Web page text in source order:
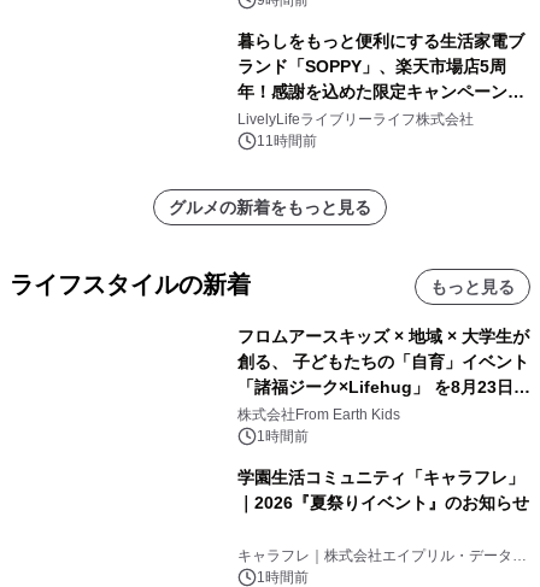
暮らしをもっと便利にする生活家電ブ
ランド「SOPPY」、楽天市場店5周
年！感謝を込めた限定キャンペーンを
8月10日より開催
LivelyLifeライブリーライフ株式会社
11時間前
グルメの新着をもっと見る
ライフスタイルの新着 もっと見る
フロムアースキッズ × 地域 × 大学生が
創る、 子どもたちの「自育」イベント
「諸福ジーク×Lifehug」 を8月23日
(日)開催
株式会社From Earth Kids
1時間前
学園生活コミュニティ「キャラフレ」
｜2026『夏祭りイベント』のお知らせ
キャラフレ｜株式会社エイプリル・データ・
デザインズ
1時間前